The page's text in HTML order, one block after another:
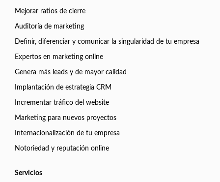
Mejorar ratios de cierre
Auditoría de marketing
Definir, diferenciar y comunicar la singularidad de tu empresa
Expertos en marketing online
Genera más leads y de mayor calidad
Implantación de estrategia CRM
Incrementar tráfico del website
Marketing para nuevos proyectos
Internacionalización de tu empresa
Notoriedad y reputación online
Servicios